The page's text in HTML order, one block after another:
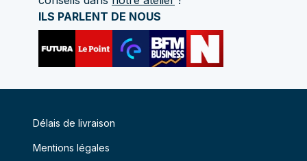
ILS PARLENT DE NOUS
Délais de livraison
Mentions légales